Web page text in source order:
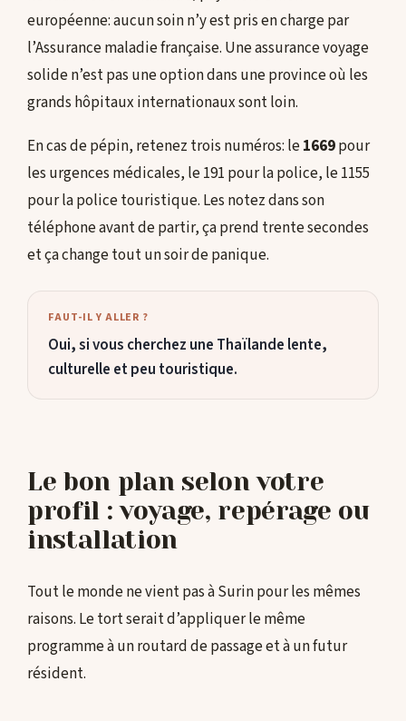
européenne: aucun soin n’y est pris en charge par
l’Assurance maladie française. Une assurance voyage
solide n’est pas une option dans une province où les
grands hôpitaux internationaux sont loin.
En cas de pépin, retenez trois numéros: le1669pour
les urgences médicales, le 191 pour la police, le 1155
pour la police touristique. Les notez dans son
téléphone avant de partir, ça prend trente secondes
et ça change tout un soir de panique.
FAUT-IL Y ALLER ?
Oui, si vous cherchez une Thaïlande lente,
culturelle et peu touristique.
Le bon plan selon votre
profil : voyage, repérage ou
installation
Tout le monde ne vient pas à Surin pour les mêmes
raisons. Le tort serait d’appliquer le même
programme à un routard de passage et à un futur
résident.